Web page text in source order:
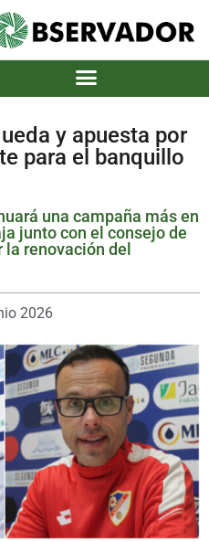
y apuesta por
para el banquillo
una campaña más en
junto con el consejo de
renovación del
2026